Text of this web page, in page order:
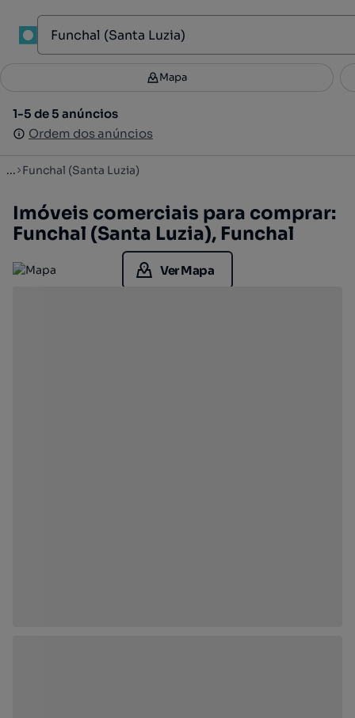
Filtros 2
1-5 de 5 anúncios
Ordem dos anúncios
Mapa
1-5 de 5 anúncios
Ordem dos anúncios
... Funchal (Santa Luzia)
Imóveis comerciais para comprar:
Funchal (Santa Luzia), Funchal
Ver Mapa